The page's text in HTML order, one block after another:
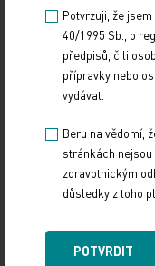
Zdroj: MeDitorial,
Sdílejte článek
Potvrzuji, že
40/1995 Sb., o
předpisů, čili
přípravky nebo
vydávat.
Beru na vědomí,
stránkách
zdravotnickým
důsledky z toho
POTVRDIT